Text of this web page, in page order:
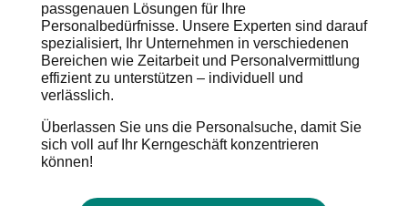
passgenauen Lösungen für Ihre
Personalbedürfnisse. Unsere Experten sind darauf
spezialisiert, Ihr Unternehmen in verschiedenen
Bereichen wie Zeitarbeit und Personalvermittlung
effizient zu unterstützen – individuell und
verlässlich.
Überlassen Sie uns die Personalsuche, damit Sie
sich voll auf Ihr Kerngeschäft konzentrieren
können!